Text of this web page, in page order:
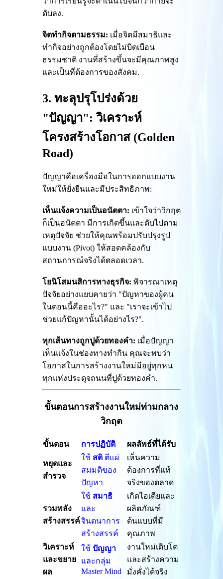
ดับลง.
จิตทำกิจตามธรรม: เมื่อจิตมีสมาธิและ
ทำกิจอย่างถูกต้องโดยไม่บิดเบือน
ธรรมชาติ งานที่สร้างขึ้นจะมีคุณภาพสูง
และเป็นที่ต้องการของสังคม.
3. ทะลุปรุโปร่งด้วย
"ปัญญา": วิเคราะห์
โครงสร้างโอกาส (Golden
Road)
ปัญญาคือเครื่องมือในการออกแบบงาน
ใหม่ให้ยั่งยืนและมีประสิทธิภาพ:
เห็นแจ้งความเป็นอนัตตา: เข้าใจว่าวิกฤต
ก็เป็นอนัตตา มีการเกิดขึ้นและดับไปตาม
เหตุปัจจัย ช่วยให้คุณพร้อมปรับปรุงรูป
แบบงาน (Pivot) ให้สอดคล้องกับ
สถานการณ์จริงได้ตลอดเวลา.
โยนิโสมนสิการทางธุรกิจ: พิจารณาเหตุ
ปัจจัยอย่างแยบคายว่า "ปัญหาของผู้คน
ในตอนนี้คืออะไร?" และ "เราจะเข้าไป
ช่วยแก้ปัญหานั้นได้อย่างไร?".
ทุกเส้นทางถูกปูด้วยทองคำ: เมื่อปัญญา
เห็นแจ้งในช่องทางทำกิน คุณจะพบว่า
โอกาสในการสร้างงานใหม่มีอยู่ทุกหน
ทุกแห่งประดุจถนนที่ปูด้วยทองคำ.
ขั้นตอนการสร้างงานใหม่ท่ามกลาง
วิกฤต
ขั้นตอน การปฏิบัติ ผลลัพธ์ที่ได้รับ
หยุดและ
สำรวจ
ใช้ สติตีแผ่
สมมติของ
ปัญหา
เห็นความ
ต้องการที่แท้
จริงของตลาด
รวมพลัง
สร้างสรรค์
ใช้ สมาธิ
และ
จินตนาการ
สร้างสรรค์
เกิดไอเดียและ
ผลิตภัณฑ์
ต้นแบบที่มี
คุณภาพ
วิเคราะห์
และขยาย
ผล
ใช้ ปัญญา
และกลุ่ม
Master Mind
งานใหม่เติบโต
และสร้างความ
มั่งคั่งได้จริง